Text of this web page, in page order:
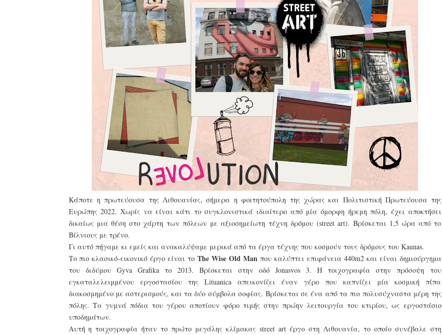
Κάποτε η πρωτεύουσα της Λιθουανίας, σήμερα η φοιτητούπολη της χώρας και Πολιτιστική Πρωτεύουσα της
Ευρώπης 2022. Χωρίς να είναι κάτι το συγκλονιστικά ιδιαίτερο από μία όμορφη ήρεμη πόλη, έχει αποκτήσει
δικαίως μια θέση στο χάρτη των πόλεων με αξιοσημείωτη τέχνη δρόμου (street art). Βρίσκεται 1,5 ώρα από το
Βίλνιους με τρένο.
Γι αυτό πήγαμε κι εμείς και ανακαλύψαμε μερικά από τα έργα τέχνης που κοσμούν τους δρόμους του Kaunas.
Το πιο κλασικό-εικονικό έργο είναι τοThe Wise Old Manπου καλύπτει επιφάνεια 440m2 και είναι δημιούργημα
του διδύμου Gyva Grafika το 2013. Βρίσκεται στην οδό Jonasvos 3. Η τοιχογραφία στην πρόσοψη του
εγκαταλελειμμένου εργοστασίου της Lituanica απεικονίζει έναν γέρο που καπνίζει μία κοσμική πίπα
διακοσμημένο με αστερισμούς, και τα δύο σύμβολα σοφίας. Βρίσκεται σε ένα από τα πιο πολυσύχναστα μέρη της
πόλης. Τα γυμνά πόδια του γέρου αποτίουν φόρο τιμής στην πρώην λειτουργία του κτιρίου, ως εργοστάσιο
υποδημάτων.
Αυτή η τοιχογραφία ήταν το πρώτο μεγάλης κλίμακας street art έργο στη Λιθουανία, το οποίο συνέβαλε στη